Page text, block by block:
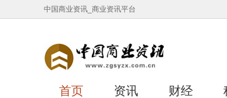
中国商业资讯_商业资讯平台
首页 资讯 财经